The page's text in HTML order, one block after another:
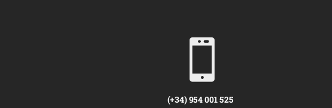

(+34) 954 001 525